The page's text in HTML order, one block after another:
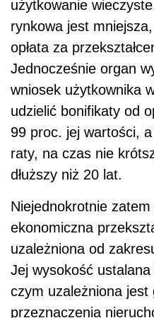
użytkowanie
rynkowa jest
opłata za
Jednocześnie organ
wniosek użytkownika
udzielić bonifikaty od
99 proc. jej wartości,
raty, na czas nie
dłuższy niż 20 lat.
Niejednokrotnie zatem
ekonomiczna
uzależniona od
Jej wysokość
czym uzależniona jest
przeznaczenia